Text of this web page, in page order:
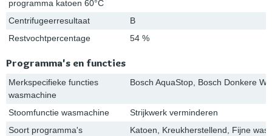
programma katoen 60°C
Centrifugeerresultaat
B
Restvochtpercentage
54 %
Programma's en functies
Merkspecifieke functies
wasmachine
Bosch AquaStop, Bosch Donkere
Stoomfunctie wasmachine
Strijkwerk verminderen
Soort programma's
Katoen, Kreukherstellend, Fijne